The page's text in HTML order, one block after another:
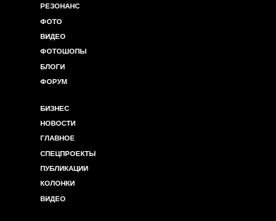
РЕЗОНАНС
ФОТО
ВИДЕО
ФОТОШОПЫ
БЛОГИ
ФОРУМ
БИЗНЕС
НОВОСТИ
ГЛАВНОЕ
СПЕЦПРОЕКТЫ
ПУБЛИКАЦИИ
КОЛОНКИ
ВИДЕО